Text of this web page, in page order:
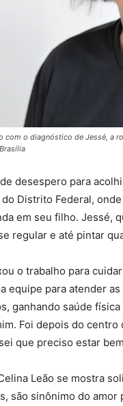
com o diagnóstico de Jessé, a
desespero para
Distrito Federal,
em seu filho. Jessé,
regular e até pintar
o trabalho para
equipe para atender
ganhando saúde
Foi depois do
que preciso estar
Leão se mostra
são sinônimo do amor